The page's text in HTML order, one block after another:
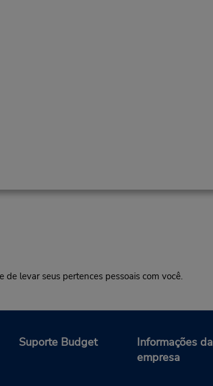
levar seus pertences pessoais com você.
Suporte Budget
Informações da
empresa